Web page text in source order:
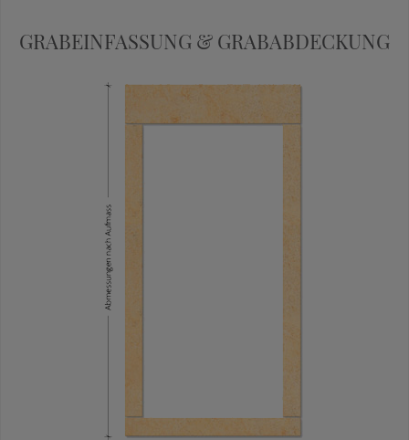
GRABEINFASSUNG & GRABABDECKUNG